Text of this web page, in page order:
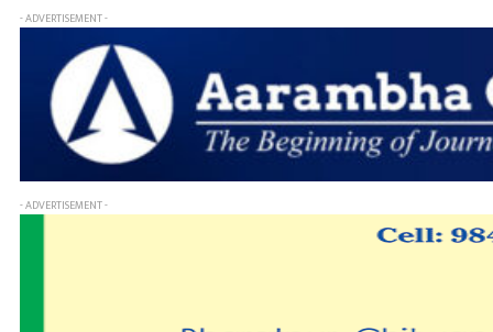
- ADVERTISEMENT -
- ADVERTISEMENT -